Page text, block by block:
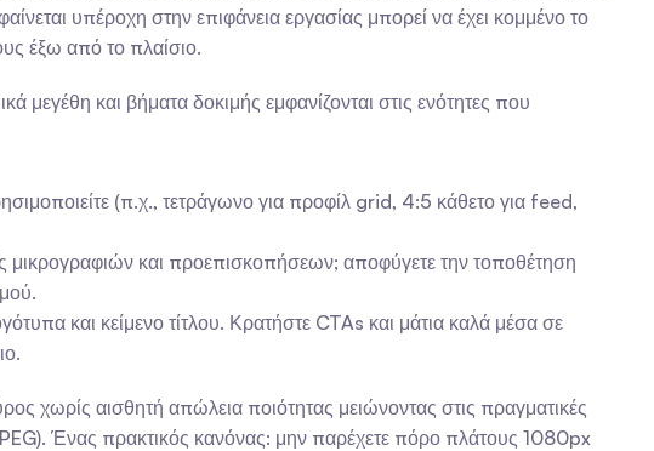
υπέροχη στην επιφάνεια εργασίας μπορεί να έχει κομμένο το
έξω από το πλαίσιο.
και βήματα δοκιμής εμφανίζονται στις ενότητες που
(π.χ., τετράγωνο για προφίλ grid, 4:5 κάθετο για feed,
μικρογραφιών και προεπισκοπήσεων; αποφύγετε την τοποθέτηση
και κείμενο τίτλου. Κρατήστε CTAs και μάτια καλά μέσα σε
χωρίς αισθητή απώλεια ποιότητας μειώνοντας στις πραγματικές
Ένας πρακτικός κανόνας: μην παρέχετε πόρο πλάτους 1080px